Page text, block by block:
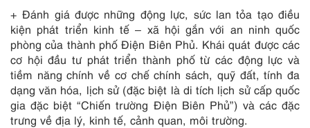
+ Đánh giá được những động lực, sức lan tỏa tạo điều
kiện phát triển kinh tế – xã hội gắn với an ninh quốc
phòng của thành phố Điện Biên Phủ. Khái quát được các
cơ hội đầu tư phát triển thành phố từ các động lực và
tiềm năng chính về cơ chế chính sách, quỹ đất, tính đa
dạng văn hóa, lịch sử (đặc biệt là di tích lịch sử cấp quốc
gia đặc biệt “Chiến trường Điện Biên Phủ”) và các đặc
trưng về địa lý, kinh tế, cảnh quan, môi trường.